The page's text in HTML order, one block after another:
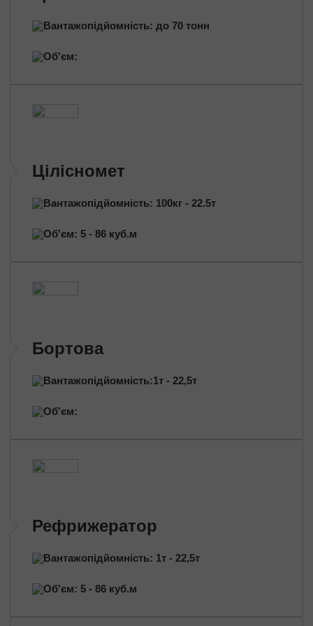
Перевезення квітів
Вантажопідйомність: до 70 тонн
Об'єм:
Цілісномет
Вантажопідйомність: 100кг - 22.5т
Об'єм: 5 - 86 куб.м
Бортова
Вантажопідйомність:1т - 22,5т
Об'єм:
Рефрижератор
Вантажопідйомність: 1т - 22,5т
Об'єм: 5 - 86 куб.м